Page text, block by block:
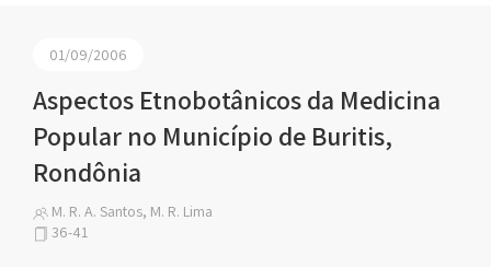
01/09/2006
Aspectos Etnobotânicos da Medicina
Popular no Município de Buritis,
Rondônia
M. R. A. Santos, M. R. Lima
36-41